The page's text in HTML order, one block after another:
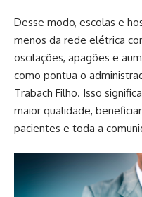
Desse modo, escolas e
menos da rede elétrica
oscilações, apagões e
como pontua o
Trabach Filho. Isso
maior qualidade,
pacientes e toda a